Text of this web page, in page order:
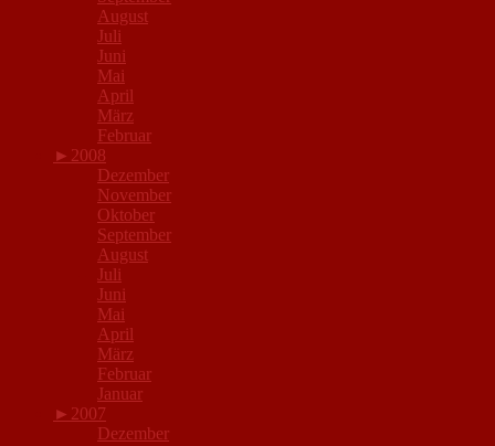
August
Juli
Juni
Mai
April
März
Februar
► 2008
Dezember
November
Oktober
September
August
Juli
Juni
Mai
April
März
Februar
Januar
► 2007
Dezember